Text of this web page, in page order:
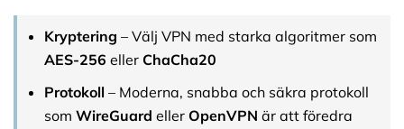
Kryptering – Välj VPN med starka algoritmer som
AES-256 eller ChaCha20
Protokoll – Moderna, snabba och säkra protokoll
som WireGuard eller OpenVPN är att föredra